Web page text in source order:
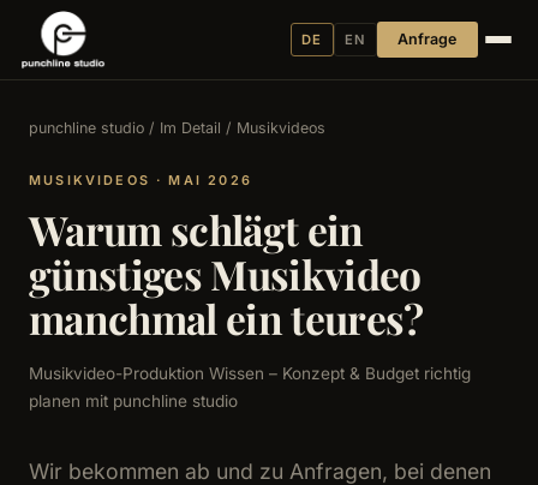
DE EN Anfrage
punchline studio / Im Detail / Musikvideos
MUSIKVIDEOS · MAI 2026
Warum schlägt ein
günstiges Musikvideo
manchmal ein teures?
Musikvideo-Produktion Wissen – Konzept & Budget richtig
planen mit punchline studio
Wir bekommen ab und zu Anfragen, bei denen